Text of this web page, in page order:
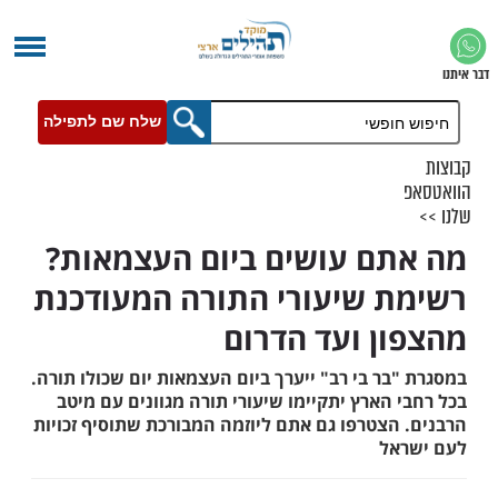
שלח שם לתפילה
עושים ביום העצמאות?
שיעורי התורה המעודכנת
ועד הדרום